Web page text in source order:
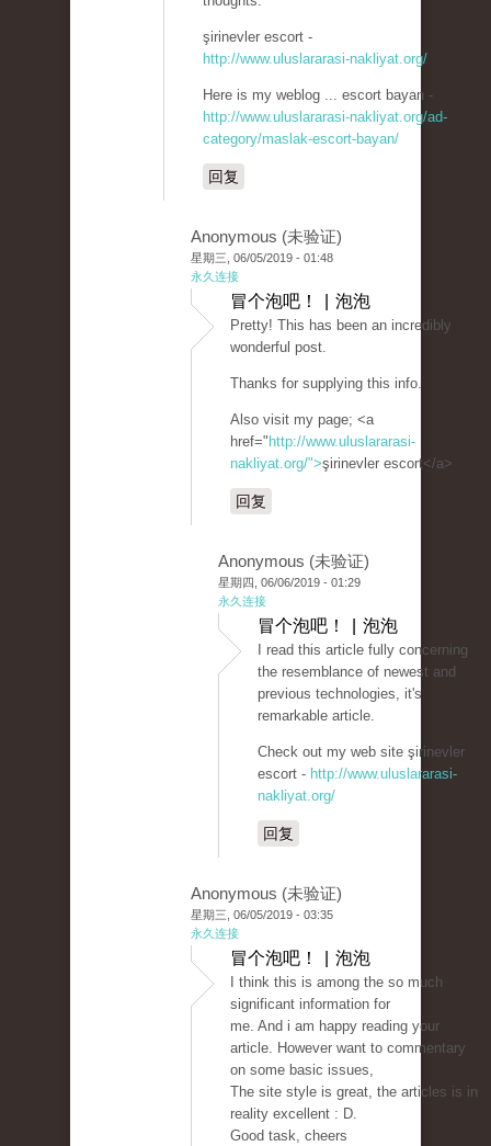
şirinevler escort -
http://www.uluslararasi-nakliyat.org/
Here is my weblog ... escort bayan -
http://www.uluslararasi-nakliyat.org/ad-
category/maslak-escort-bayan/
回复
Anonymous (未验证)
星期三, 06/05/2019 - 01:48
永久连接
冒个泡吧！ | 泡泡
Pretty! This has been an incredibly
wonderful post.
Thanks for supplying this info.
Also visit my page; <a
href=" http://www.uluslararasi-
nakliyat.org/">şirinevler escort</a>
回复
Anonymous (未验证)
星期四, 06/06/2019 - 01:29
永久连接
冒个泡吧！ | 泡泡
I read this article fully concerning
the resemblance of newest and
previous technologies, it's
remarkable article.
Check out my web site şirinevler
escort - http://www.uluslararasi-
nakliyat.org/
回复
Anonymous (未验证)
星期三, 06/05/2019 - 03:35
永久连接
冒个泡吧！ | 泡泡
I think this is among the so much
significant information for
me. And i am happy reading your
article. However want to commentary
on some basic issues,
The site style is great, the articles is in
reality excellent : D.
Good task, cheers